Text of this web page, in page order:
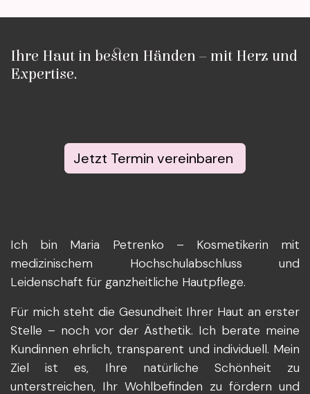
Ihre Haut in besten Händen – mit Herz und
Expertise.
Jetzt Termin vereinbaren
Ich bin Maria Petrenko – Kosmetikerin mit
medizinischem Hochschulabschluss und
Leidenschaft für ganzheitliche Hautpflege.
Für mich steht die Gesundheit Ihrer Haut an erster
Stelle – noch vor der Ästhetik. Ich berate meine
Kundinnen ehrlich, transparent und individuell. Mein
Ziel ist es, Ihre natürliche Schönheit zu
unterstreichen, Ihr Wohlbefinden zu fördern und